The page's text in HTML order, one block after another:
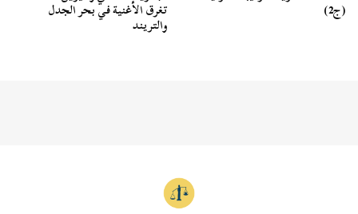
(ج2) تغرق الأغنية في بحر الجدل
والتريند